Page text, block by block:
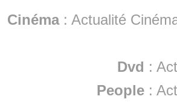
Cinéma: Actualité
Dvd :
People :